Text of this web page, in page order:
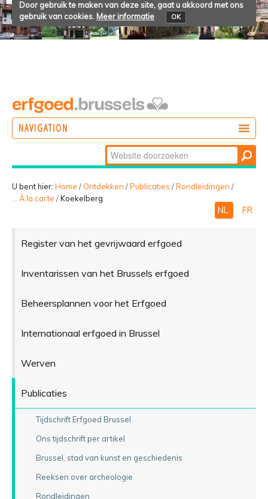
Door gebruik te maken van deze site, gaat u akkoord met ons
gebruik van cookies. Meer informatie OK
NAVIGATION
BELEVEN
Zoek
Geavanceerd
zoeken...
U bent hier: Home / Ontdekken /Publicaties /Rondleidingen /
... À la carte /Koekelberg
NL FR
Register van het gevrijwaard erfgoed
Inventarissen van het Brussels erfgoed
Beheersplannen voor het Erfgoed
Internationaal erfgoed in Brussel
Werven
Publicaties
Tijdschrift Erfgoed Brussel
Ons tijdschrift per artikel
Brussel, stad van kunst en geschiedenis
Reeksen over archeologie
Rondleidingen